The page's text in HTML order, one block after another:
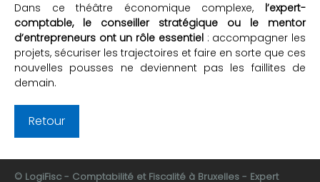
Dans ce théâtre économique complexe, l’expert-
comptable, le conseiller stratégique ou le mentor
d’entrepreneurs ont un rôle essentiel: accompagner les
projets, sécuriser les trajectoires et faire en sorte que ces
nouvelles pousses ne deviennent pas les faillites de
demain.
Retour
© LogiFisc - Comptabilité et Fiscalité à Bruxelles - Expert